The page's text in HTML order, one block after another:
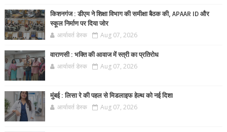
किशनगंज : डीएम ने शिक्षा विभाग की समीक्षा बैठक की, APAAR ID और
स्कूल निर्माण पर दिया जोर
आर्यावर्त डेस्क Aug 07, 2026
वाराणसी : भक्ति की आवाज में स्त्री का प्रतिरोध
आर्यावर्त डेस्क Aug 07, 2026
मुंबई : लिसा रे की पहल से मिडलाइफ हेल्थ को नई दिशा
आर्यावर्त डेस्क Aug 07, 2026